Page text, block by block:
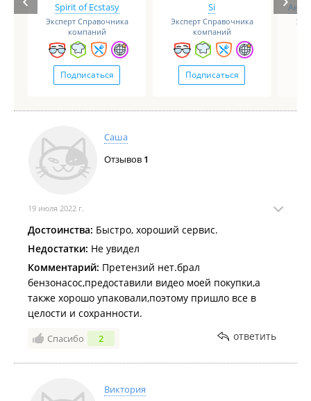
Spirit of Ecstasy
Эксперт Справочника
компаний
Подписаться
Si
Эксперт Справочника
компаний
Подписаться
Саша
Отзывов 1
19 июля 2022 г.
Достоинства: Быстро, хороший сервис.
Недостатки: Не увидел
Комментарий: Претензий нет.брал
бензонасос,предоставили видео моей покупки,а
также хорошо упаковали,поэтому пришло все в
целости и сохранности.
Спасибо 2 ответить
Виктория